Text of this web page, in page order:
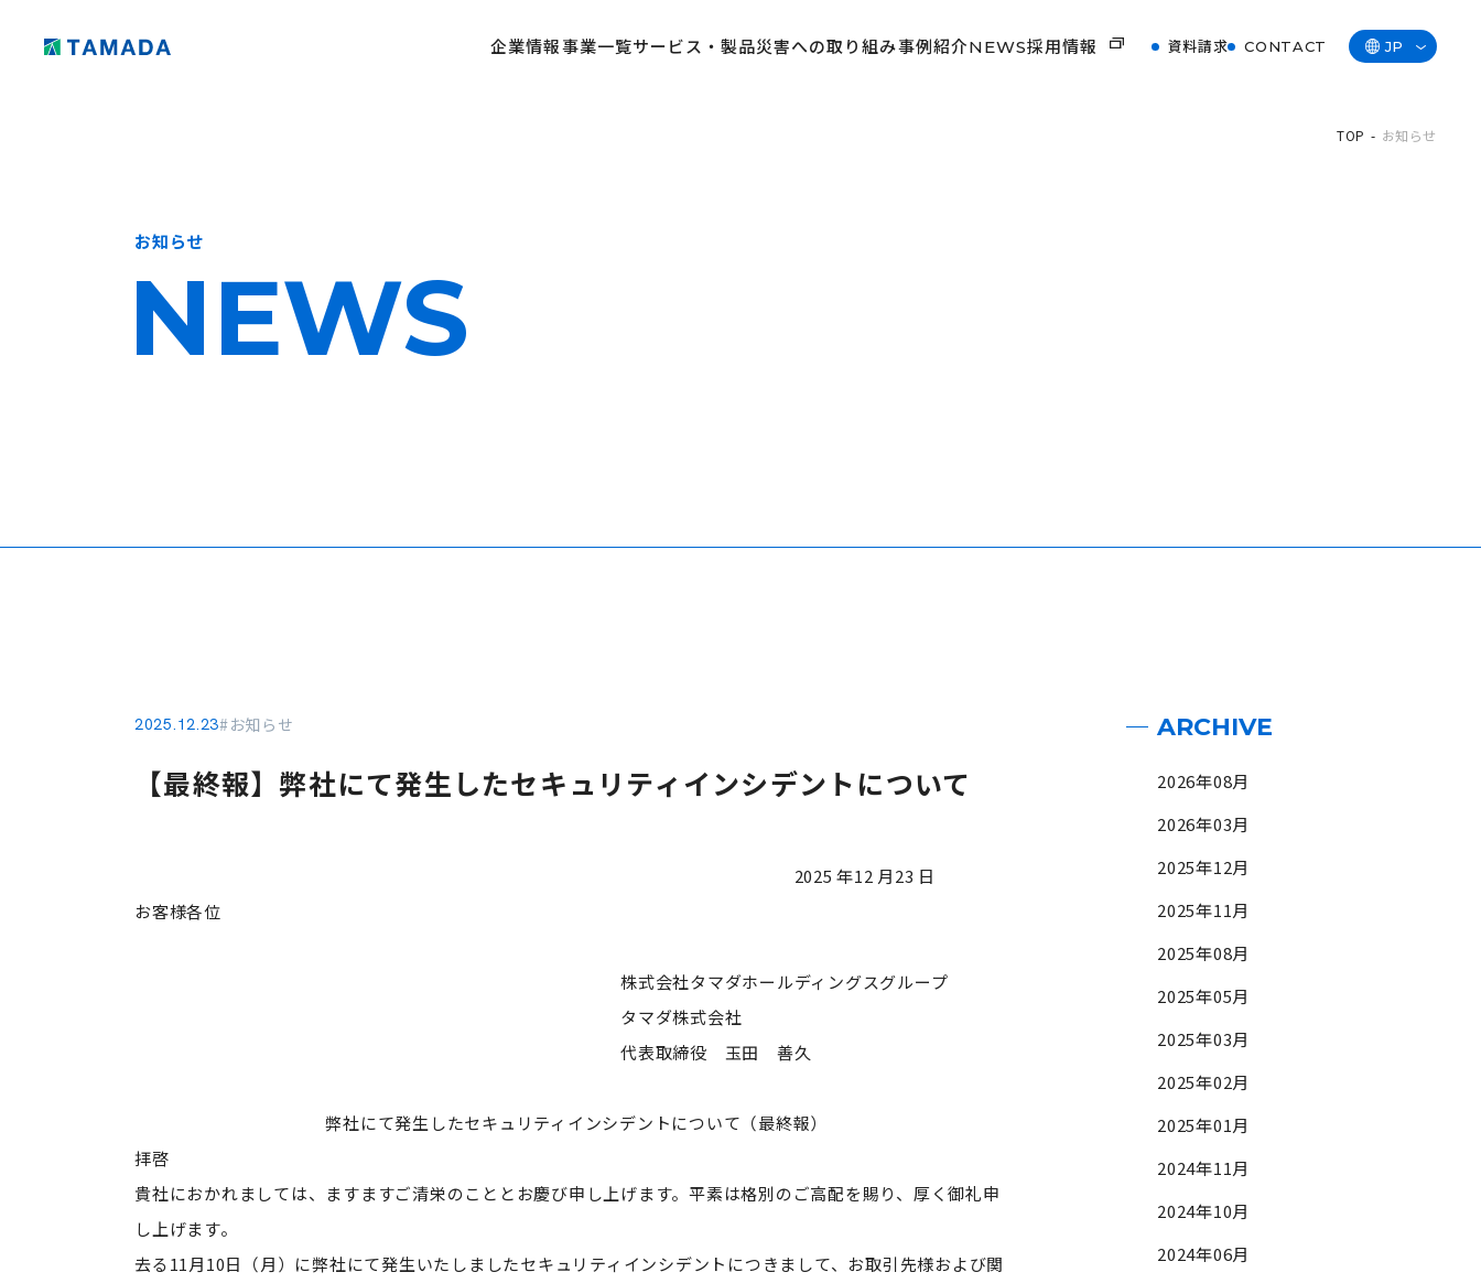
企業情報事業一覧サービス・製品災害への取り組み事例紹介NEWS採用情報 資料請求 CONTACT JP
TOP お知らせ
お知らせ
NEWS
2025.12.23#お知らせ
【最終報】弊社にて発生したセキュリティインシデントについて
2025 年12 月23 日
お客様各位
株式会社タマダホールディングスグループ
タマダ株式会社
代表取締役 玉田 善久
弊社にて発生したセキュリティインシデントについて（最終報）
拝啓
貴社におかれましては、ますますご清栄のこととお慶び申し上げます。平素は格別のご高配を賜り、厚く御礼申
し上げます。
去る11月10日（月）に弊社にて発生いたしましたセキュリティインシデントにつきまして、お取引先様および関
ARCHIVE
2026年08月
2026年03月
2025年12月
2025年11月
2025年08月
2025年05月
2025年03月
2025年02月
2025年01月
2024年11月
2024年10月
2024年06月